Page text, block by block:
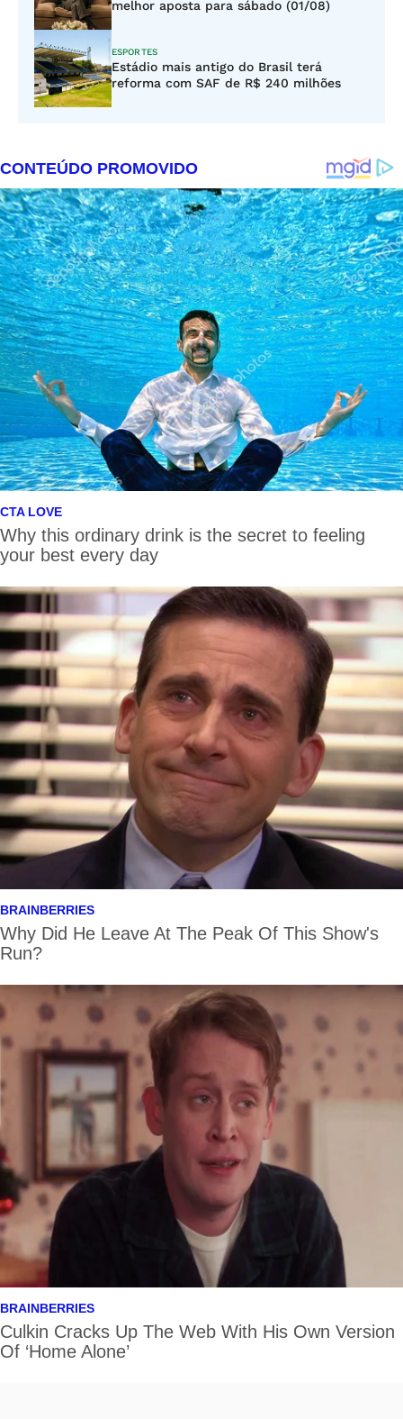
melhor aposta para sábado (01/08)
ESPORTES
Estádio mais antigo do Brasil terá
reforma com SAF de R$ 240 milhões